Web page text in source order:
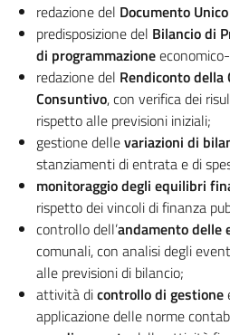
redazione del Documento
predisposizione del Bilancio di
di programmazione
redazione del Rendiconto della
Consuntivo, con verifica dei
rispetto alle previsioni iniziali;
gestione dellevariazioni di
stanziamenti di entrata e di
monitoraggio degli equilibri
rispetto dei vincoli di finanza
controllo dell’andamento delle
comunali, con analisi degli
alle previsioni di bilancio;
attività dicontrollo di gestione
applicazione delle norme